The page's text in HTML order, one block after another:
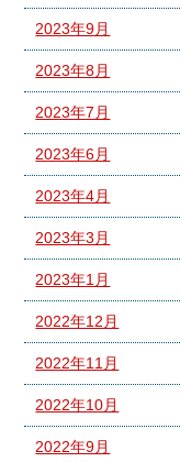
2023年9月
2023年8月
2023年7月
2023年6月
2023年4月
2023年3月
2023年1月
2022年12月
2022年11月
2022年10月
2022年9月